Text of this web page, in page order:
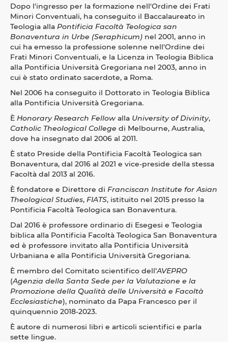
Dopo l'ingresso per la formazione nell'Ordine dei Frati
Minori Conventuali, ha conseguito il Baccalaureato in
Teologia alla Pontificia Facoltà Teologica san
Bonaventura in Urbe (Seraphicum) nel 2001, anno in
cui ha emesso la professione solenne nell'Ordine dei
Frati Minori Conventuali, e la Licenza in Teologia Biblica
alla Pontificia Università Gregoriana nel 2003, anno in
cui è stato ordinato sacerdote, a Roma.
Nel 2006 ha conseguito il Dottorato in Teologia Biblica
alla Pontificia Università Gregoriana.
È Honorary Research Fellow alla University of Divinity,
Catholic Theological College di Melbourne, Australia,
dove ha insegnato dal 2006 al 2011.
È stato Preside della Pontificia Facoltà Teologica san
Bonaventura, dal 2016 al 2021 e vice-preside della stessa
Facoltà dal 2013 al 2016.
È fondatore e Direttore di Franciscan Institute for Asian
Theological Studies, FIATS, istituito nel 2015 presso la
Pontificia Facoltà Teologica san Bonaventura.
Dal 2016 è professore ordinario di Esegesi e Teologia
biblica alla Pontificia Facoltà Teologica San Bonaventura
ed è professore invitato alla Pontificia Università
Urbaniana e alla Pontificia Università Gregoriana.
È membro del Comitato scientifico dell’AVEPRO
(Agenzia della Santa Sede per la Valutazione e la
Promozione della Qualità delle Università e Facoltà
Ecclesiastiche), nominato da Papa Francesco per il
quinquennio 2018-2023.
È autore di numerosi libri e articoli scientifici e parla
sette lingue.